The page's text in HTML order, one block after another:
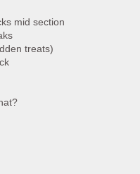
mid section
treats)